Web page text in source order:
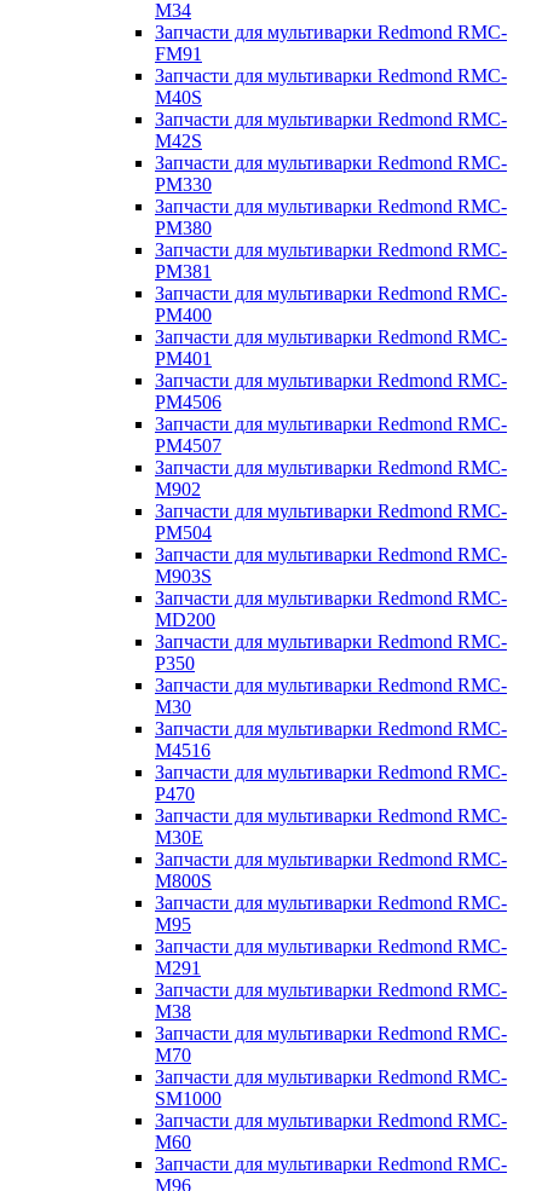
M34
Запчасти для мультиварки Redmond RMC-
FM91
Запчасти для мультиварки Redmond RMC-
M40S
Запчасти для мультиварки Redmond RMC-
M42S
Запчасти для мультиварки Redmond RMC-
PM330
Запчасти для мультиварки Redmond RMC-
PM380
Запчасти для мультиварки Redmond RMC-
PM381
Запчасти для мультиварки Redmond RMC-
PM400
Запчасти для мультиварки Redmond RMC-
PM401
Запчасти для мультиварки Redmond RMC-
PM4506
Запчасти для мультиварки Redmond RMC-
PM4507
Запчасти для мультиварки Redmond RMC-
M902
Запчасти для мультиварки Redmond RMC-
PM504
Запчасти для мультиварки Redmond RMC-
M903S
Запчасти для мультиварки Redmond RMC-
MD200
Запчасти для мультиварки Redmond RMC-
P350
Запчасти для мультиварки Redmond RMC-
M30
Запчасти для мультиварки Redmond RMC-
M4516
Запчасти для мультиварки Redmond RMC-
P470
Запчасти для мультиварки Redmond RMC-
M30E
Запчасти для мультиварки Redmond RMC-
M800S
Запчасти для мультиварки Redmond RMC-
M95
Запчасти для мультиварки Redmond RMC-
M291
Запчасти для мультиварки Redmond RMC-
M38
Запчасти для мультиварки Redmond RMC-
M70
Запчасти для мультиварки Redmond RMC-
SM1000
Запчасти для мультиварки Redmond RMC-
M60
Запчасти для мультиварки Redmond RMC-
M96